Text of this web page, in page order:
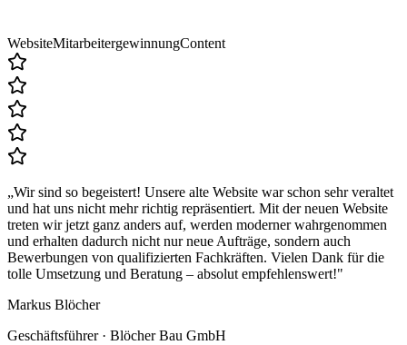
WebsiteMitarbeitergewinnungContent
„Wir sind so begeistert! Unsere alte Website war schon sehr veraltet
und hat uns nicht mehr richtig repräsentiert. Mit der neuen Website
treten wir jetzt ganz anders auf, werden moderner wahrgenommen
und erhalten dadurch nicht nur neue Aufträge, sondern auch
Bewerbungen von qualifizierten Fachkräften. Vielen Dank für die
tolle Umsetzung und Beratung – absolut empfehlenswert!"
Markus Blöcher
Geschäftsführer · Blöcher Bau GmbH